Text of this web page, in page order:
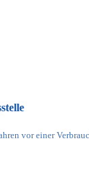
vor einer